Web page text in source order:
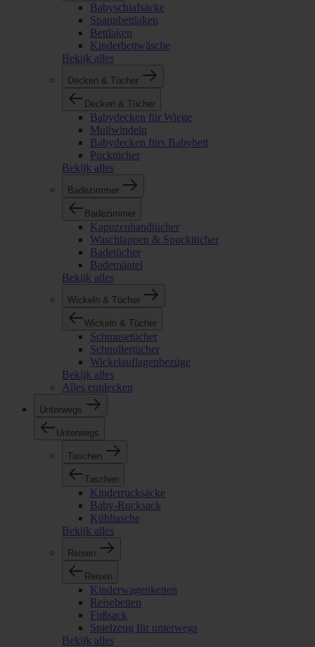
Babyschlafsäcke
Spannbettlaken
Bettlaken
Kinderbettwäsche
Bekijk alles
Decken & Tücher
Decken & Tücher
Babydecken für Wiege
Mullwindeln
Babydecken fürs Babybett
Pucktücher
Bekijk alles
Badezimmer
Badezimmer
Kapuzenhandtücher
Waschlappen & Spucktücher
Badetücher
Bademäntel
Bekijk alles
Wickeln & Tücher
Wickeln & Tücher
Schmusetücher
Schnullertücher
Wickelauflagenbezüge
Bekijk alles
Alles entdecken
Unterwegs
Unterwegs
Taschen
Taschen
Kinderrucksäcke
Baby-Rucksack
Kühltasche
Bekijk alles
Reisen
Reisen
Kinderwagenketten
Reisebetten
Fußsack
Spielzeug für unterwegs
Bekijk alles